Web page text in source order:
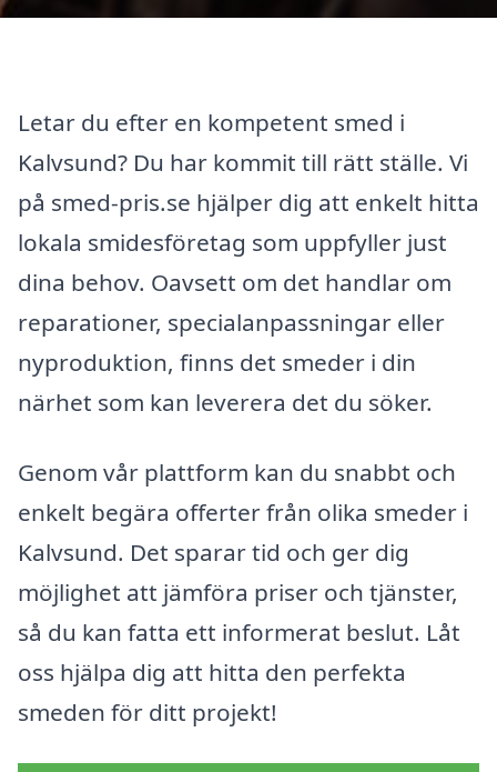
Letar du efter en kompetent smed i
Kalvsund? Du har kommit till rätt ställe. Vi
på smed-pris.se hjälper dig att enkelt hitta
lokala smidesföretag som uppfyller just
dina behov. Oavsett om det handlar om
reparationer, specialanpassningar eller
nyproduktion, finns det smeder i din
närhet som kan leverera det du söker.
Genom vår plattform kan du snabbt och
enkelt begära offerter från olika smeder i
Kalvsund. Det sparar tid och ger dig
möjlighet att jämföra priser och tjänster,
så du kan fatta ett informerat beslut. Låt
oss hjälpa dig att hitta den perfekta
smeden för ditt projekt!